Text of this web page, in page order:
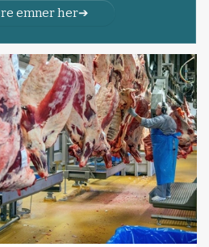
emner her